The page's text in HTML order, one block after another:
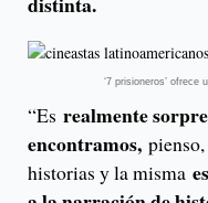
‘7 prisioneros’
“Es realmente
encontramos,
historias y la misma